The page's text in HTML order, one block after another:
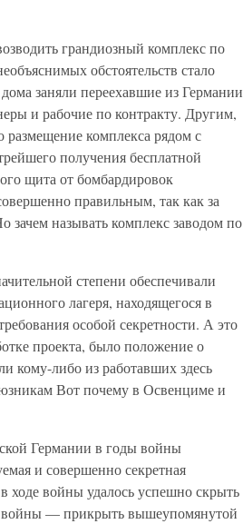
грандиозный комплекс по
обстоятельств стало
заняли переехавшие из Германии
и рабочие по контракту. Другим,
комплекса рядом с
получения бесплатной
щита от бомбардировок
правильным, так как за
называть комплекс заводом по
степени обеспечивали
лагеря, находящегося в
особой секретности. А это
проекта, было положение о
кому-либо из работавших здесь
Вот почему в Освенциме и
Германии в годы войны
и совершенно секретная
ходе войны удалось успешно скрыть
войны — прикрыть вышеупомянутой